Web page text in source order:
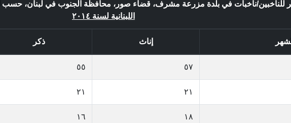
للناخبين/ناخبات في بلدة مزرعة مشرف، قضاء صور، محافظة الجنوب في لبنان، حسب
اللبنانية لسنة ٢٠١٤
إناث ذكر
٥٧ ٥٥
٢١ ٢١
١٨ ١٦